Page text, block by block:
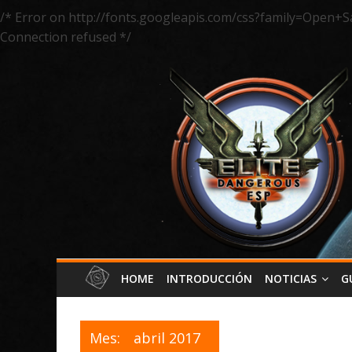
/* Error on http://fonts.googleapis.com/
Connection refused */
HOME INTRODUCCIÓN NOTICIAS
Mes: abril 2017